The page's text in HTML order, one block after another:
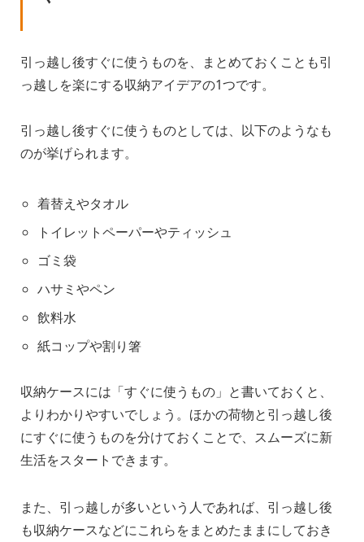
引っ越し後すぐに使うものを、まとめておくことも引
っ越しを楽にする収納アイデアの1つです。
引っ越し後すぐに使うものとしては、以下のようなも
のが挙げられます。
着替えやタオル
トイレットペーパーやティッシュ
ゴミ袋
ハサミやペン
飲料水
紙コップや割り箸
収納ケースには「すぐに使うもの」と書いておくと、
よりわかりやすいでしょう。ほかの荷物と引っ越し後
にすぐに使うものを分けておくことで、スムーズに新
生活をスタートできます。
また、引っ越しが多いという人であれば、引っ越し後
も収納ケースなどにこれらをまとめたままにしておき